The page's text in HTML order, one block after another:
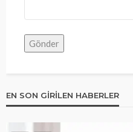
EN SON GIRILEN HABERLER